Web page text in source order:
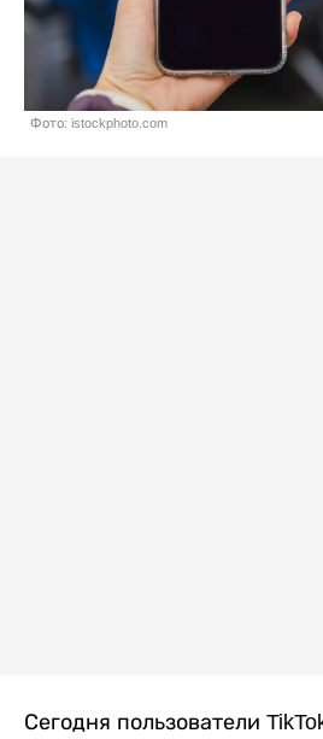
Фото: istockphoto.com
Сегодня пользователи